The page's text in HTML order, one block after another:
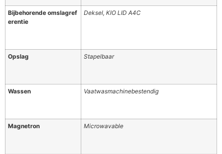
Bijbehorende omslagref
erentie
Deksel, KIO LID A4C
Opslag Stapelbaar
Wassen Vaatwasmachinebestendig
Magnetron Microwavable